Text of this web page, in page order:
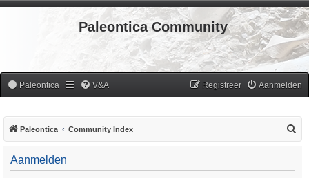
Paleontica Community
Paleontica V&A Aanmelden
Registreer
Paleontica Community Index
Aanmelden